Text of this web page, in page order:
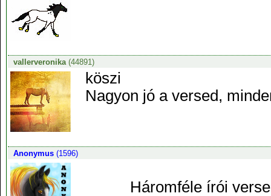
vallerveronika(44891)
köszi
Nagyon jó a versed,
Anonymus(1596)
Háromféle írói